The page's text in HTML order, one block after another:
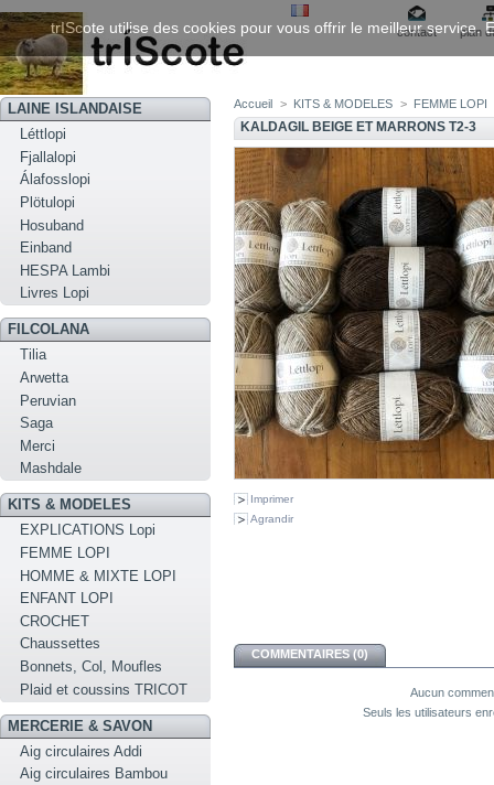
contact plan
LAINE ISLANDAISE
Léttlopi
Fjallalopi
Álafosslopi
Plötulopi
Hosuband
Einband
HESPA Lambi
Livres Lopi
FILCOLANA
Tilia
Arwetta
Peruvian
Saga
Merci
Mashdale
KITS & MODELES
EXPLICATIONS Lopi
FEMME LOPI
HOMME & MIXTE LOPI
ENFANT LOPI
CROCHET
Chaussettes
Bonnets, Col, Moufles
Plaid et coussins TRICOT
MERCERIE & SAVON
Aig circulaires Addi
Aig circulaires Bambou
Accueil > KITS & MODELES > FEMME LOPI
KALDAGIL BEIGE ET MARRONS T2-3
Imprimer
Agrandir
COMMENTAIRES (0)
Aucun
Seuls les utilisateurs
trIScote utilise des cookies pour vous offrir le meilleur